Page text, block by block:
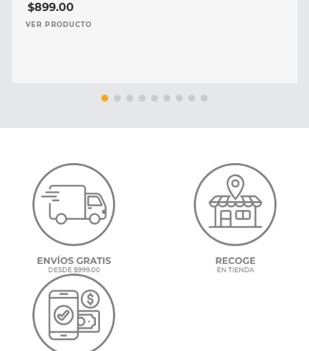
$899.00
VER PRODUCTO